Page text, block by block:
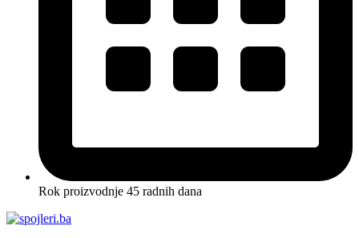
Rok proizvodnje 45 radnih dana